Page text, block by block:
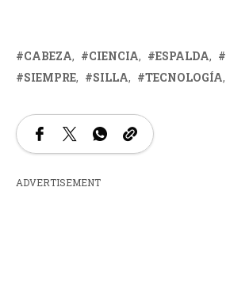
CABEZA CIENCIA ESPALDA
SIEMPRE
SILLA TECNOLOGÍA
ADVERTISEMENT